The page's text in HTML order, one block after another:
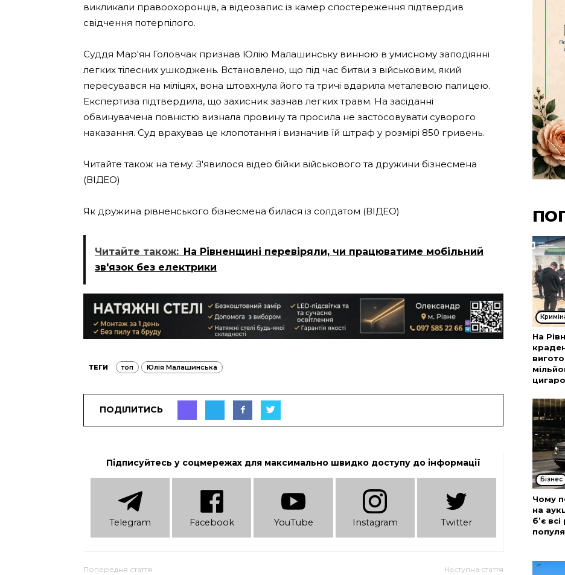
викликали правоохоронців, а відеозапис із камер спостереження підтвердив
свідчення потерпілого.
Суддя Мар'ян Головчак признав Юлію Малашинську винною в умисному заподіянні
легких тілесних ушкоджень. Встановлено, що під час битви з військовим, який
пересувався на міліцях, вона штовхнула його та тричі вдарила металевою палицею.
Експертиза підтвердила, що захисник зазнав легких травм. На засіданні
обвинувачена повністю визнала провину та просила не застосовувати суворого
наказання. Суд врахував це клопотання і визначив їй штраф у розмірі 850 гривень.
Читайте також на тему: З'явилося відео бійки військового та дружини бізнесмена
(ВІДЕО)
Як дружина рівненського бізнесмена билася із солдатом (ВІДЕО)
Читайте також: На Рівненщині перевіряли, чи працюватиме мобільний
зв'язок без електрики
ТЕГИ топ Юлія Малашинська
ПОДІЛИТИСЬ
Підписуйтесь у соцмережах для максимально швидко доступу до інформації
Telеgram Facebook YouTube Instagram Twitter
Попередня стаття Наступна стаття
На
Бізнес
Чому
на
б’є